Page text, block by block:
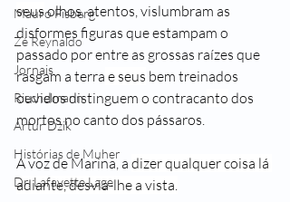
Mauro Fisberg
Zé Reynaldo
Jornais
Riechelmann
Artur Dzik
Histórias de Muher
Dr. Lafayette Lage
seus olhos, atentos, vislumbram as
disformes figuras que estampam o
passado por entre as grossas raízes que
rasgam a terra e seus bem treinados
ouvidos distinguem o contracanto dos
mortos no canto dos pássaros.
A voz de Marina, a dizer qualquer coisa lá
adiante, desvia-lhe a vista.